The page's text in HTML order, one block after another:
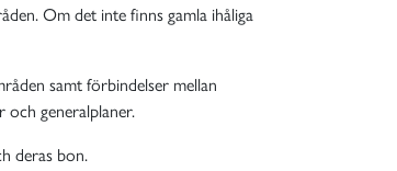
Om det inte finns gamla ihåliga
samt förbindelser mellan
och generalplaner.
deras bon.